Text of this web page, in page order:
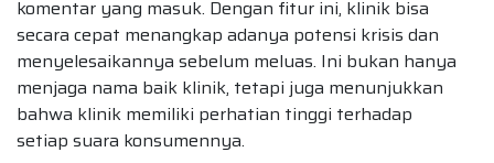
komentar yang masuk. Dengan fitur ini, klinik bisa
secara cepat menangkap adanya potensi krisis dan
menyelesaikannya sebelum meluas. Ini bukan hanya
menjaga nama baik klinik, tetapi juga menunjukkan
bahwa klinik memiliki perhatian tinggi terhadap
setiap suara konsumennya.